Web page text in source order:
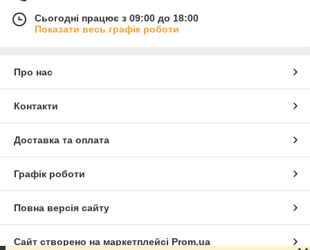
Сьогодні працює з 09:00 до 18:00
Показати весь графік роботи
Про нас
Контакти
Доставка та оплата
Графік роботи
Повна версія сайту
Сайт створено на маркетплейсі Prom.ua